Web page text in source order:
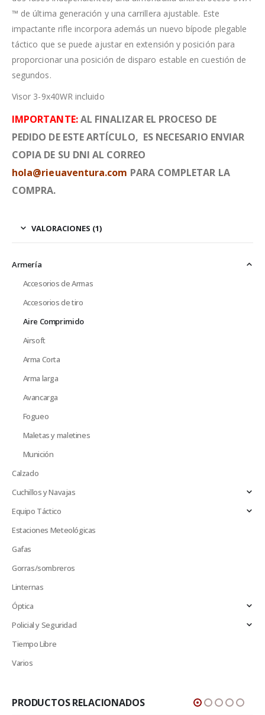
™ de última generación y una carrillera ajustable. Este
impactante rifle incorpora además un nuevo bípode plegable
táctico que se puede ajustar en extensión y posición para
proporcionar una posición de disparo estable en cuestión de
segundos.
Visor 3-9x40WR incluido
IMPORTANTE:AL FINALIZAR EL PROCESO DE
PEDIDO DE ESTE ARTÍCULO, ES NECESARIO ENVIAR
COPIA DE SU DNI AL CORREO
hola@rieuaventura.com PARA COMPLETAR LA
COMPRA.
VALORACIONES (1)
Armería
Accesorios de Armas
Accesorios de tiro
Aire Comprimido
Airsoft
Arma Corta
Arma larga
Avancarga
Fogueo
Maletas y maletines
Munición
Calzado
Cuchillos y Navajas
Equipo Táctico
Estaciones Meteológicas
Gafas
Gorras/sombreros
Linternas
Óptica
Policial y Seguridad
Tiempo Libre
Varios
PRODUCTOS RELACIONADOS